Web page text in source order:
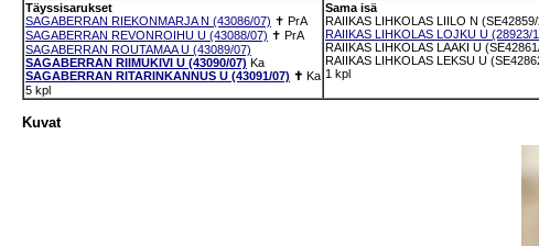
Täyssisarukset
SAGABERRAN RIEKONMARJA N (43086/07) ✝ PrA
SAGABERRAN REVONROIHU U (43088/07) ✝ PrA
SAGABERRAN ROUTAMAA U (43089/07)
SAGABERRAN RIIMUKIVI U (43090/07) Ka
SAGABERRAN RITARINKANNUS U (43091/07) ✝ Ka
5 kpl
Sama isä
RAIIKAS LIHKOLAS LIILO N
RAIIKAS LIHKOLAS LOJKU U (28923/
RAIIKAS LIHKOLAS LAAKI U
RAIIKAS LIHKOLAS LEKSU U
1 kpl
Kuvat